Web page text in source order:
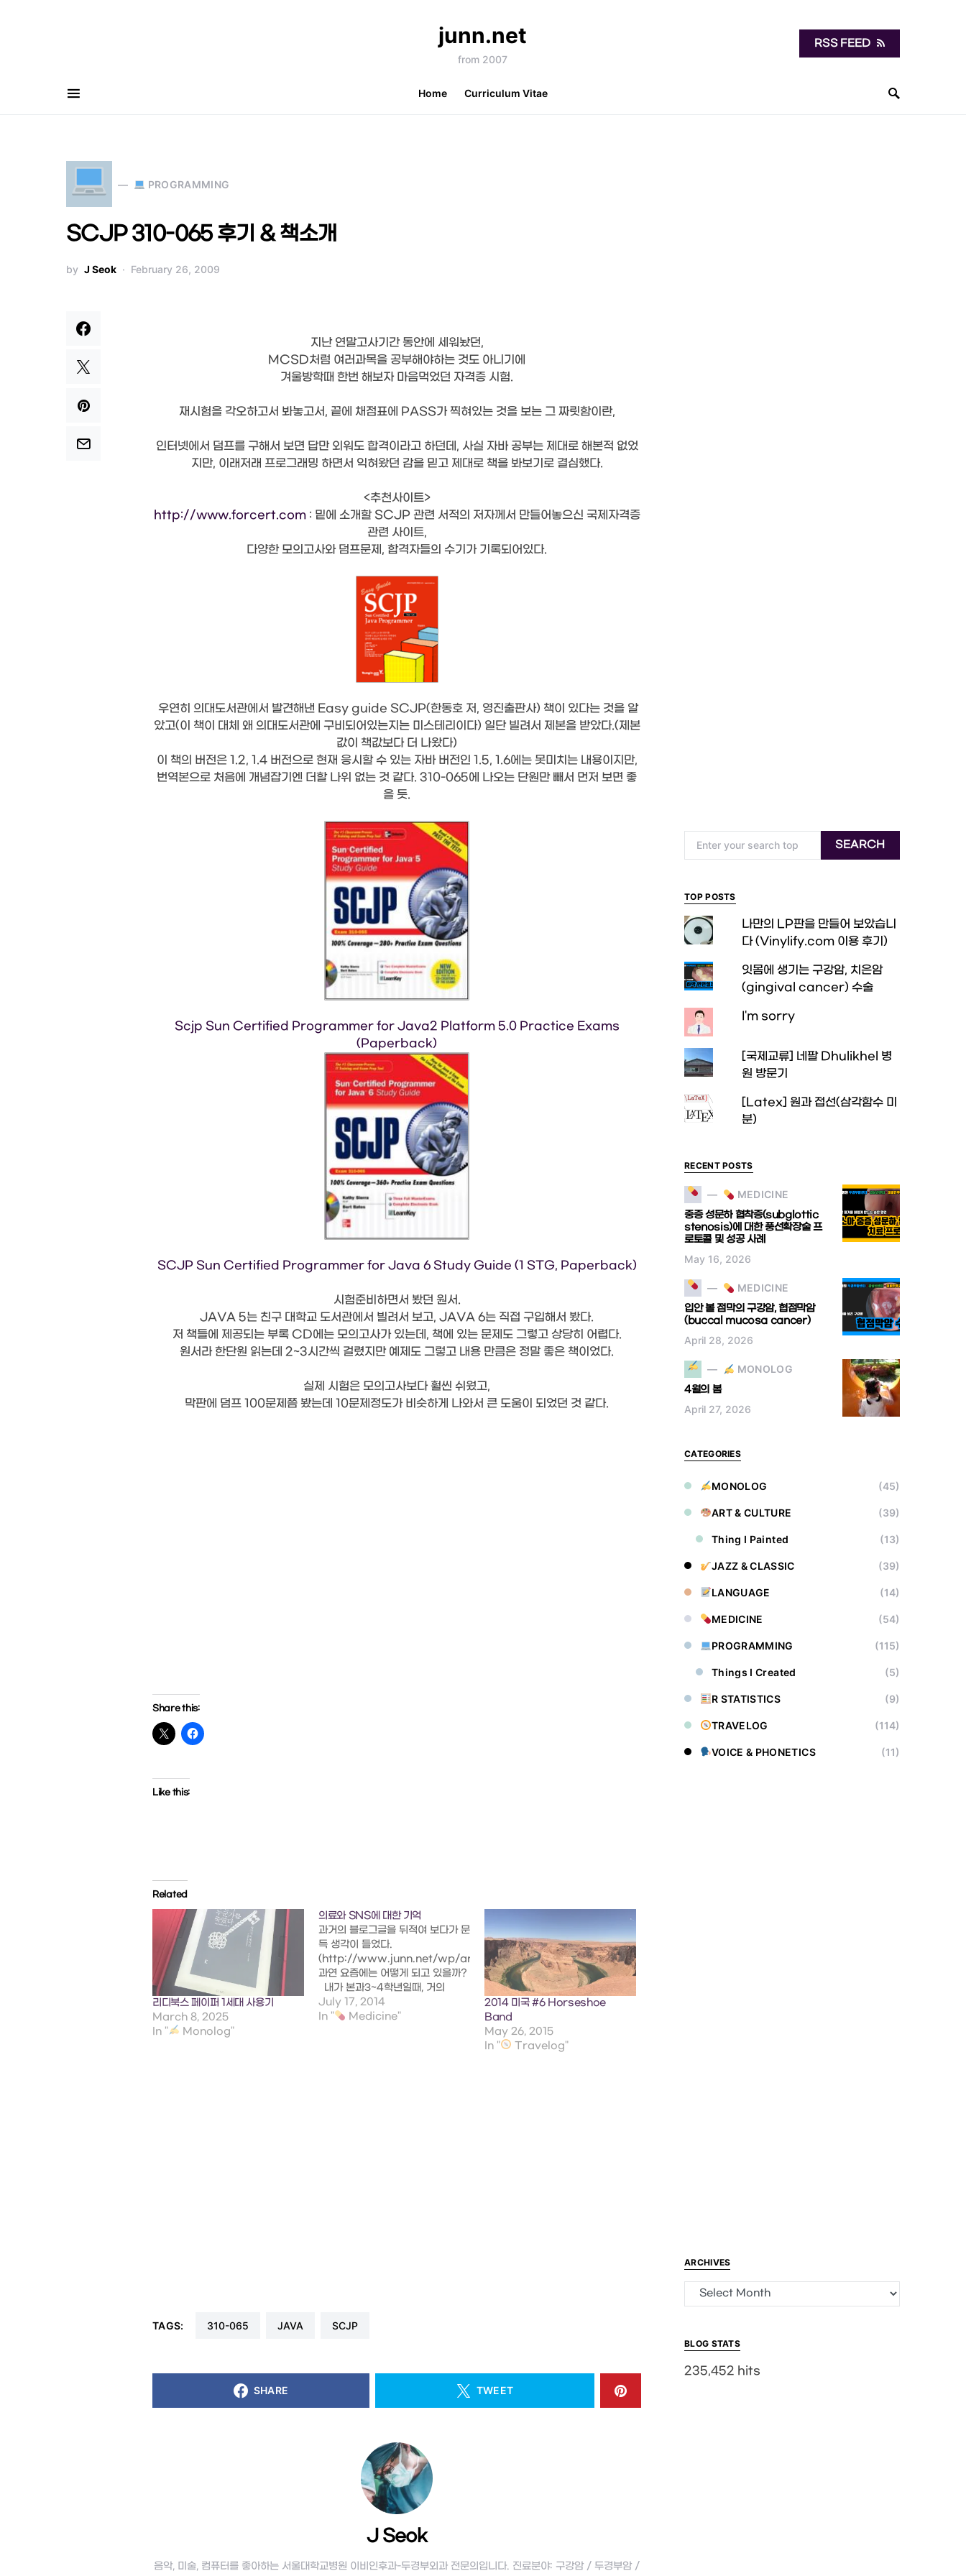
junn.net
from 2007
RSS FEED
Home Curriculum Vitae
Search for:
PROGRAMMING
SCJP 310-065 후기 & 책소개
by J Seok February 26, 2009
지난 연말고사기간 동안에 세워놨던,
MCSD처럼 여러과목을 공부해야하는 것도 아니기에
겨울방학때 한번 해보자 마음먹었던 자격증 시험.
재시험을 각오하고서 봐놓고서, 끝에 채점표에 PASS가 찍혀있는 것을 보는 그 짜릿함이란,
인터넷에서 덤프를 구해서 보면 답만 외워도 합격이라고 하던데, 사실 자바 공부는 제대로 해본적 없었
지만, 이래저래 프로그래밍 하면서 익혀왔던 감을 믿고 제대로 책을 봐보기로 결심했다.
<추천사이트>
http://www.forcert.com: 밑에 소개할 SCJP 관련 서적의 저자께서 만들어놓으신 국제자격증
관련 사이트,
다양한 모의고사와 덤프문제, 합격자들의 수기가 기록되어있다.
우연히 의대도서관에서 발견해낸 Easy guide SCJP(한동호 저, 영진출판사) 책이 있다는 것을 알
았고(이 책이 대체 왜 의대도서관에 구비되어있는지는 미스테리이다) 일단 빌려서 제본을 받았다.(제본
값이 책값보다 더 나왔다)
이 책의 버전은 1.2, 1.4 버전으로 현재 응시할 수 있는 자바 버전인 1.5, 1.6에는 못미치는 내용이지만,
번역본으로 처음에 개념잡기엔 더할 나위 없는 것 같다. 310-065에 나오는 단원만 빼서 먼저 보면 좋
을 듯.
Scjp Sun Certified Programmer for Java2 Platform 5.0 Practice Exams
(Paperback)
SCJP Sun Certified Programmer for Java 6 Study Guide (1 STG, Paperback)
시험준비하면서 봤던 원서.
JAVA 5는 친구 대학교 도서관에서 빌려서 보고, JAVA 6는 직접 구입해서 봤다.
저 책들에 제공되는 부록 CD에는 모의고사가 있는데, 책에 있는 문제도 그렇고 상당히 어렵다.
원서라 한단원 읽는데 2~3시간씩 걸렸지만 예제도 그렇고 내용 만큼은 정말 좋은 책이었다.
실제 시험은 모의고사보다 훨씬 쉬웠고,
막판에 덤프 100문제쯤 봤는데 10문제정도가 비슷하게 나와서 큰 도움이 되었던 것 같다.
Share this:
Like this:
Related
리디북스 페이퍼 1세대 사용기
March 8, 2025
In "
Monolog"
의료와 SNS에 대한 기억
과거의 블로그글을 뒤적여 보다가 문
득 생각이 들었다.
(http://www.junn.net/wp/archives/date/2013/01)
과연 요즘에는 어떻게 되고 있을까?
내가 본과3~4학년일때, 거의
2008~2009년으로 돌아가는구나.
그 때 몇몇 친구들과 말그대로 우연
July 17, 2014
In "
Medicine"
2014 미국 #6 Horseshoe
Band
May 26, 2015
In "
Travelog"
TAGS: 310-065 JAVA SCJP
SHARE TWEET
J Seok
음악, 미술, 컴퓨터를 좋아하는 서울대학교병원 이비인후과-두경부외과 전문의입니다. 진료분야: 구강암 / 두경부암 /
SEARCH
TOP POSTS
나만의 LP판을 만들어 보았습니
다 (Vinylify.com 이용 후기)
잇몸에 생기는 구강암, 치은암
(gingival cancer) 수술
I'm sorry
[국제교류] 네팔 Dhulikhel 병
원 방문기
[Latex] 원과 접선(삼각함수 미
분)
RECENT POSTS
MEDICINE
중증 성문하 협착증(subglottic
stenosis)에 대한 풍선확장술 프
로토콜 및 성공 사례
May 16, 2026
MEDICINE
입안 볼 점막의 구강암, 협점막암
(buccal mucosa cancer)
April 28, 2026
MONOLOG
4월의 봄
April 27, 2026
CATEGORIES
MONOLOG (45)
ART & CULTURE (39)
Thing I Painted (13)
JAZZ & CLASSIC (39)
LANGUAGE (14)
MEDICINE (54)
PROGRAMMING (115)
Things I Created (5)
R STATISTICS (9)
TRAVELOG (114)
VOICE & PHONETICS (11)
ARCHIVES
Archives
BLOG STATS
235,452 hits